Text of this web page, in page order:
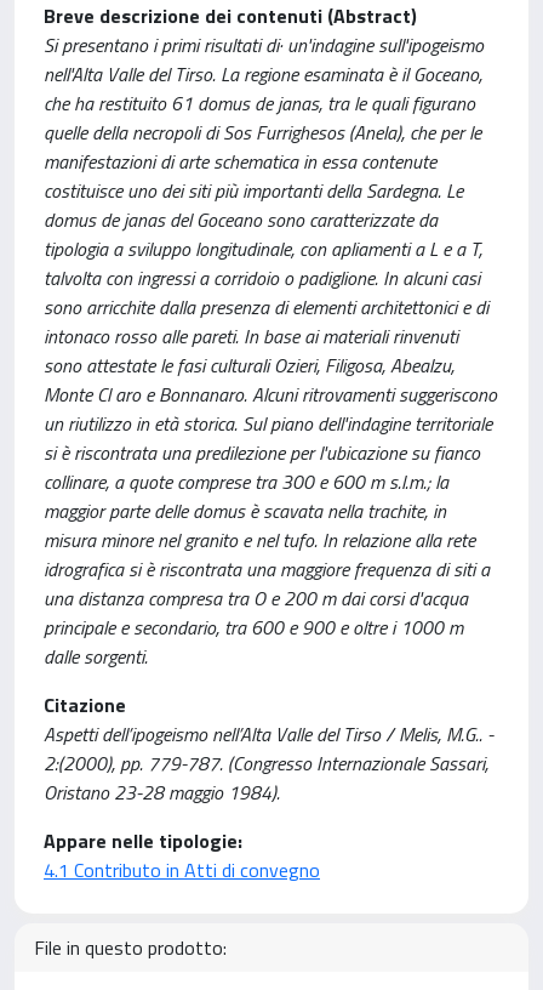
Breve descrizione dei contenuti (Abstract)
Si presentano i primi risultati di· un'indagine sull'ipogeismo
nell'Alta Valle del Tirso. La regione esaminata è il Goceano,
che ha restituito 61 domus de janas, tra le quali figurano
quelle della necropoli di Sos Furrighesos (Anela), che per le
manifestazioni di arte schematica in essa contenute
costituisce uno dei siti più importanti della Sardegna. Le
domus de janas del Goceano sono caratterizzate da
tipologia a sviluppo longitudinale, con apliamenti a L e a T,
talvolta con ingressi a corridoio o padiglione. In alcuni casi
sono arricchite dalla presenza di elementi architettonici e di
intonaco rosso alle pareti. In base ai materiali rinvenuti
sono attestate le fasi culturali Ozieri, Filigosa, Abealzu,
Monte Cl aro e Bonnanaro. Alcuni ritrovamenti suggeriscono
un riutilizzo in età storica. Sul piano dell'indagine territoriale
si è riscontrata una predilezione per l'ubicazione su fianco
collinare, a quote comprese tra 300 e 600 m s.l.m.; la
maggior parte delle domus è scavata nella trachite, in
misura minore nel granito e nel tufo. In relazione alla rete
idrografica si è riscontrata una maggiore frequenza di siti a
una distanza compresa tra O e 200 m dai corsi d'acqua
principale e secondario, tra 600 e 900 e oltre i 1000 m
dalle sorgenti.
Citazione
Aspetti dell’ipogeismo nell’Alta Valle del Tirso / Melis, M.G.. -
2:(2000), pp. 779-787. (Congresso Internazionale Sassari,
Oristano 23-28 maggio 1984).
Appare nelle tipologie:
4.1 Contributo in Atti di convegno
File in questo prodotto: